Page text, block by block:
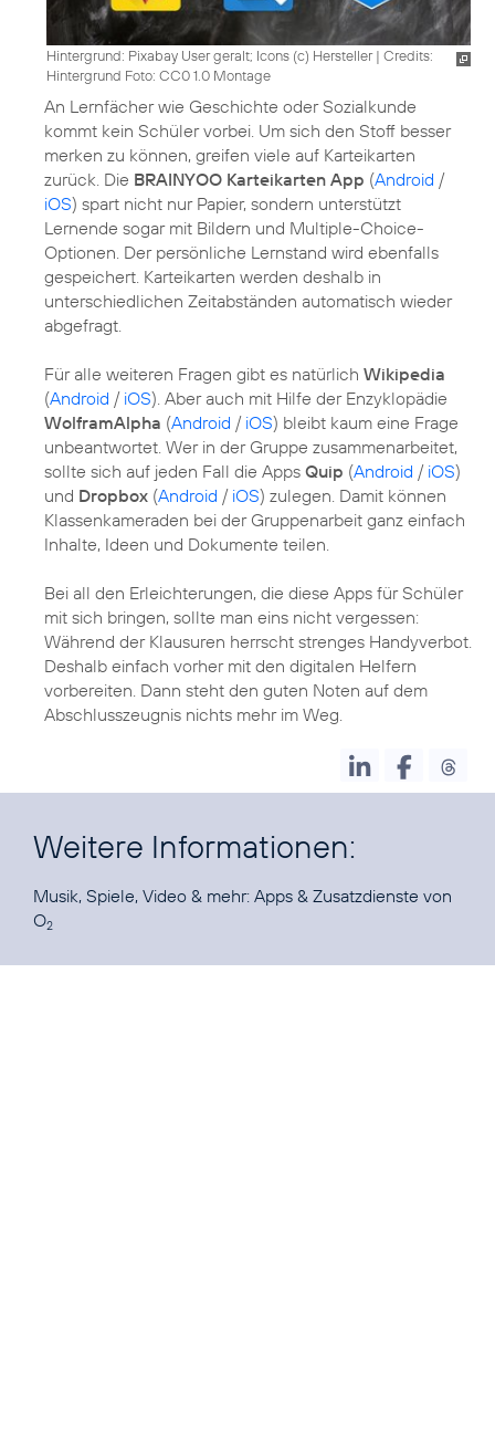
Hintergrund: Pixabay User geralt; Icons (c) Hersteller| Credits:
Hintergrund Foto: CC0 1.0 Montage
An Lernfächer wie Geschichte oder Sozialkunde
kommt kein Schüler vorbei. Um sich den Stoff besser
merken zu können, greifen viele auf Karteikarten
zurück. Die BRAINYOO Karteikarten App (Android /
iOS) spart nicht nur Papier, sondern unterstützt
Lernende sogar mit Bildern und Multiple-Choice-
Optionen. Der persönliche Lernstand wird ebenfalls
gespeichert. Karteikarten werden deshalb in
unterschiedlichen Zeitabständen automatisch wieder
abgefragt.
Für alle weiteren Fragen gibt es natürlich Wikipedia
(Android / iOS). Aber auch mit Hilfe der Enzyklopädie
WolframAlpha (Android / iOS) bleibt kaum eine Frage
unbeantwortet. Wer in der Gruppe zusammenarbeitet,
sollte sich auf jeden Fall die Apps Quip (Android / iOS)
und Dropbox (Android / iOS) zulegen. Damit können
Klassenkameraden bei der Gruppenarbeit ganz einfach
Inhalte, Ideen und Dokumente teilen.
Bei all den Erleichterungen, die diese Apps für Schüler
mit sich bringen, sollte man eins nicht vergessen:
Während der Klausuren herrscht strenges Handyverbot.
Deshalb einfach vorher mit den digitalen Helfern
vorbereiten. Dann steht den guten Noten auf dem
Abschlusszeugnis nichts mehr im Weg.
Weitere Informationen:
Musik, Spiele, Video & mehr: Apps & Zusatzdienste von
O2